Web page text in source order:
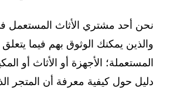
نحن أحد مشتري الأثاث المستعمل
والذين يمكنك الوثوق بهم فيما يتعلق
المستعملة؛ الأجهزة أو الأثاث أو
دليل حول كيفية معرفة أن المتجر